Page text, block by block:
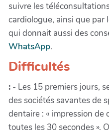
suivre les
cardiologue, ainsi que par
qui donnait aussi des
WhatsApp.
Difficultés
: - Les 15 premiers jours,
des sociétés savantes de
dentaire : « impression de
toutes les 30 secondes ».